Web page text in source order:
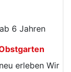
6 Jahren
erleben Wir